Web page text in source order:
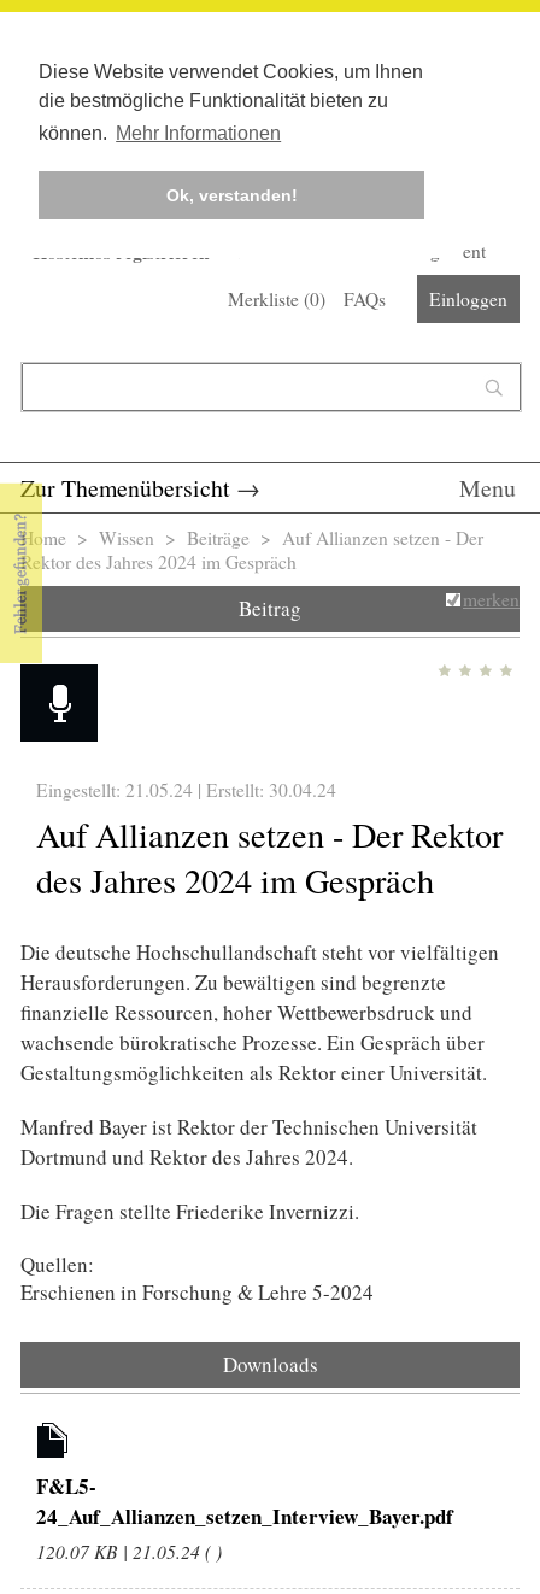
Diese Website verwendet Cookies, um Ihnen
die bestmögliche Funktionalität bieten zu
können. Mehr Informationen
Ok, verstanden!
Kostenlos registrieren
Corona-Management
Merkliste (0) FAQs Einloggen
Zur Themenübersicht → Menu
Sie sind hier
Home > Wissen > Beiträge > Auf Allianzen setzen - Der
Rektor des Jahres 2024 im Gespräch
Beitrag merken
Eingestellt: 21.05.24 | Erstellt: 30.04.24
Auf Allianzen setzen - Der Rektor
des Jahres 2024 im Gespräch
Die deutsche Hochschullandschaft steht vor vielfältigen
Herausforderungen. Zu bewältigen sind begrenzte
finanzielle Ressourcen, hoher Wettbewerbsdruck und
wachsende bürokratische Prozesse. Ein Gespräch über
Gestaltungsmöglichkeiten als Rektor einer Universität.
Manfred Bayer ist Rektor der Technischen Universität
Dortmund und Rektor des Jahres 2024.
Die Fragen stellte Friederike Invernizzi.
Quellen:
Erschienen in Forschung & Lehre 5-2024
Downloads
F&L5-
24_Auf_Allianzen_setzen_Interview_Bayer.pdf
120.07 KB | 21.05.24 ( )